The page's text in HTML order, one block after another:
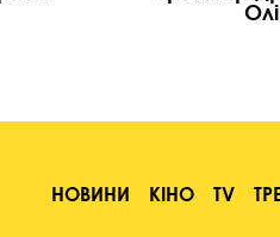
НОВИНИ КІНО TV